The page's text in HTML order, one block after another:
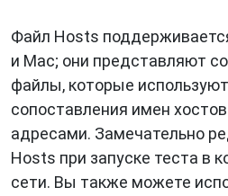
Файл Hosts
и Mac; они представляют
файлы, которые
сопоставления имен
адресами. Замечательно
Hosts при запуске теста в
сети. Вы также можете